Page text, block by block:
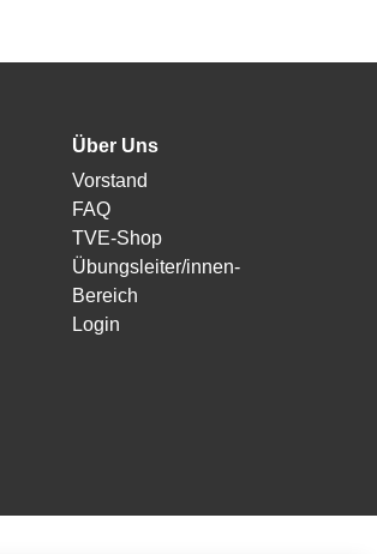
Über Uns
Vorstand
FAQ
TVE-Shop
Übungsleiter/innen-
Bereich
Login